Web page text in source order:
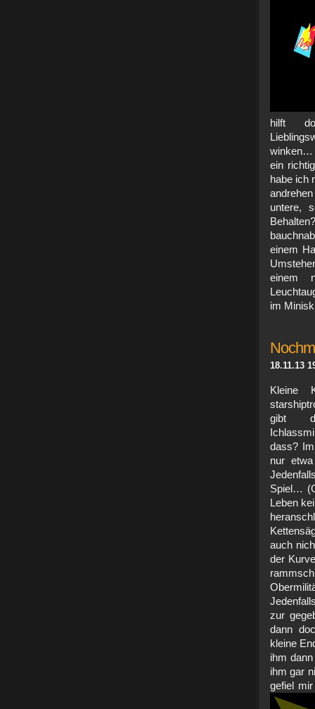
hilft
winken…
ein
habe ich
untere,
einem
einem
im
18.11.13
Kleine
gibt
dass?
nur
Spiel…
Leben
auch
der
zur
dann
kleine
ihm
ihm gar
gefiel